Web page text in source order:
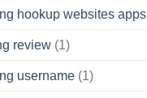
hookup websites apps
review (1)
username (1)